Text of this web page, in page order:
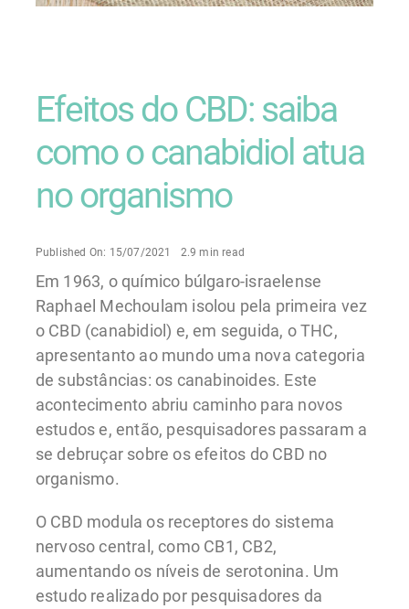
Efeitos do CBD: saiba
como o canabidiol atua
no organismo
Published On: 15/07/2021 2.9 min read
Em 1963, o químico búlgaro-israelense
Raphael Mechoulam isolou pela primeira vez
o CBD (canabidiol) e, em seguida, o THC,
apresentanto ao mundo uma nova categoria
de substâncias: os canabinoides. Este
acontecimento abriu caminho para novos
estudos e, então, pesquisadores passaram a
se debruçar sobre os efeitos do CBD no
organismo.
O CBD modula os receptores do sistema
nervoso central, como CB1, CB2,
aumentando os níveis de serotonina. Um
estudo realizado por pesquisadores da